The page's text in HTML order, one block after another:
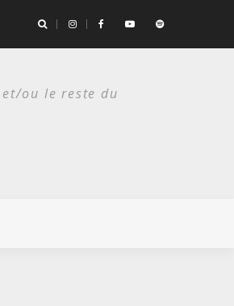
Nîmes, Arènes romaines/ 14 juillet 2026
ou le reste du